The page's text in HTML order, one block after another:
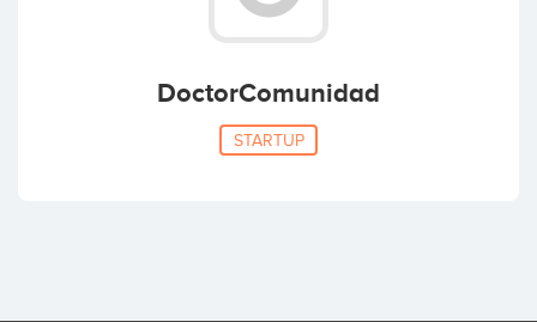
DoctorComunidad
STARTUP